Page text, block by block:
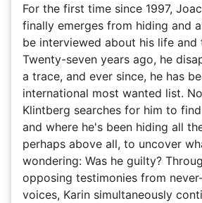
For the first time since 1997,
finally emerges from hiding and
be interviewed about his life and
Twenty-seven years ago, he
a trace, and ever since, he has
international most wanted list.
Klintberg searches for him to
and where he's been hiding all
perhaps above all, to uncover
wondering: Was he guilty?
opposing testimonies from
voices, Karin simultaneously